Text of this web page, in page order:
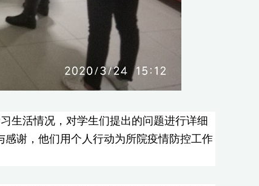
生活情况，对学生们提出的问题进行详细
谢，他们用个人行动为所院疫情防控工作